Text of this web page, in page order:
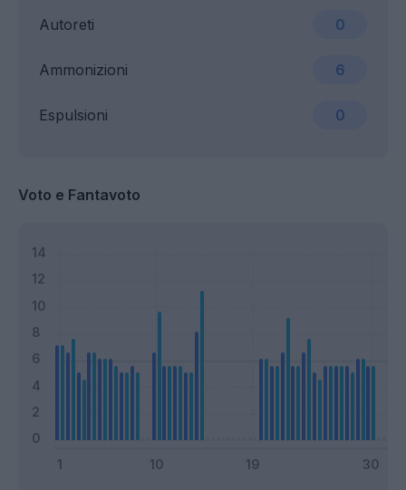
Ammonizioni 6
Espulsioni 0
Autoreti 0
Voto e Fantavoto